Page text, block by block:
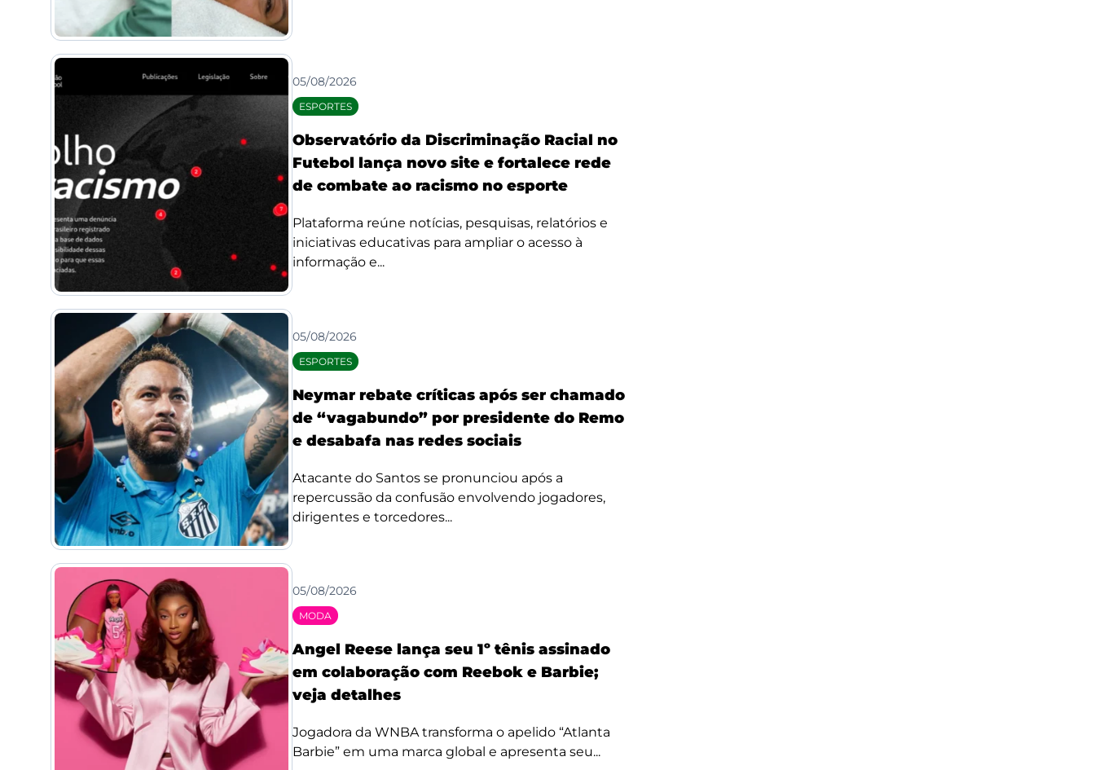
05/08/2026
ESPORTES
Observatório da Discriminação Racial no
Futebol lança novo site e fortalece rede
de combate ao racismo no esporte
Plataforma reúne notícias, pesquisas, relatórios e
iniciativas educativas para ampliar o acesso à
informação e...
05/08/2026
ESPORTES
Neymar rebate críticas após ser chamado
de “vagabundo” por presidente do Remo
e desabafa nas redes sociais
Atacante do Santos se pronunciou após a
repercussão da confusão envolvendo jogadores,
dirigentes e torcedores...
05/08/2026
MODA
Angel Reese lança seu 1º tênis assinado
em colaboração com Reebok e Barbie;
veja detalhes
Jogadora da WNBA transforma o apelido “Atlanta
Barbie” em uma marca global e apresenta seu...